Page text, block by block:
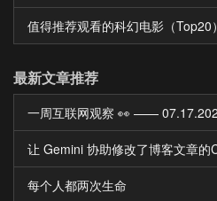
值得推荐观看的科幻电影（Top20）
最新文章推荐
一周互联网观察 👀 ——
让 Gemini 协助修改了博客文章的
每个人都两次生命